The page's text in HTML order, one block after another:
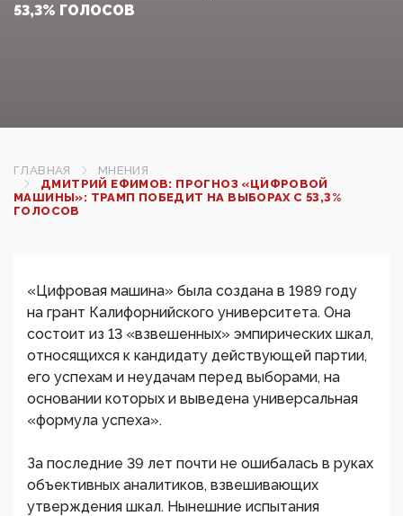
53,3% ГОЛОСОВ
ГЛАВНАЯ
МНЕНИЯ
ДМИТРИЙ ЕФИМОВ: ПРОГНОЗ «ЦИФРОВОЙ
МАШИНЫ»: ТРАМП ПОБЕДИТ НА ВЫБОРАХ С 53,3%
ГОЛОСОВ
«Цифровая машина» была создана в 1989 году
на грант Калифорнийского университета. Она
состоит из 13 «взвешенных» эмпирических шкал,
относящихся к кандидату действующей партии,
его успехам и неудачам перед выборами, на
основании которых и выведена универсальная
«формула успеха».
За последние 39 лет почти не ошибалась в руках
объективных аналитиков, взвешивающих
утверждения шкал. Нынешние испытания